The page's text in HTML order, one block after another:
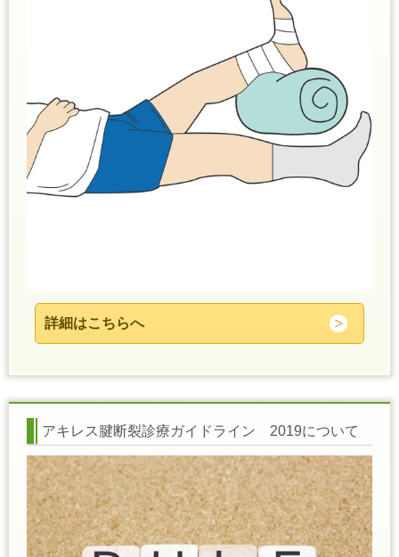
詳細はこちらへ
アキレス腱断裂診療ガイドライン 2019について